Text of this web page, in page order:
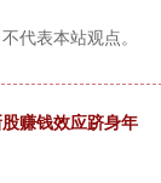
代表本站观点。
赚钱效应跻身年